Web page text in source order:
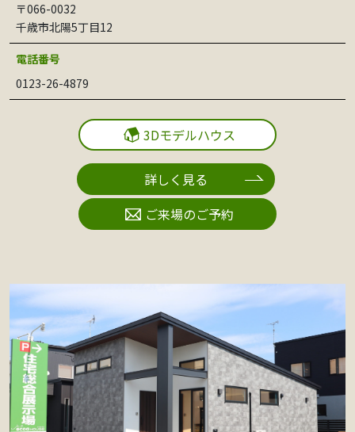
〒066-0032
千歳市北陽5丁目12
電話番号
0123-26-4879
3Dモデルハウス
詳しく見る
ご来場のご予約